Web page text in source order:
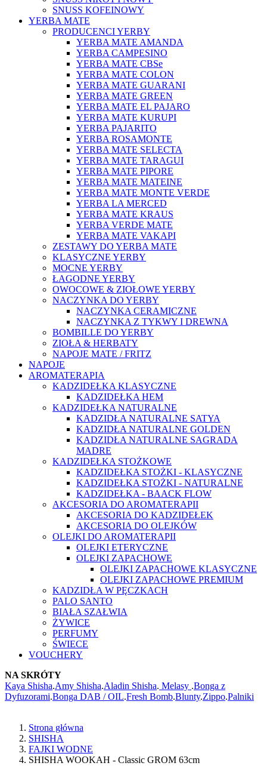
SNUSS KOFEINOWY
YERBA MATE
PRODUCENCI YERBY
YERBA MATE AMANDA
YERBA CAMPESINO
YERBA MATE CBSe
YERBA MATE COLON
YERBA MATE GUARANI
YERBA MATE GREEN
YERBA MATE EL PAJARO
YERBA MATE KURUPI
YERBA PAJARITO
YERBA ROSAMONTE
YERBA MATE SELECTA
YERBA MATE TARAGUI
YERBA MATE PIPORE
YERBA MATE MATEINE
YERBA MATE MONTE VERDE
YERBA LA MERCED
YERBA MATE KRAUS
YERBA VERDE MATE
YERBA MATE VAKAPI
ZESTAWY DO YERBA MATE
KLASYCZNE YERBY
MOCNE YERBY
ŁAGODNE YERBY
OWOCOWE & ZIOŁOWE YERBY
NACZYNKA DO YERBY
NACZYNKA CERAMICZNE
NACZYNKA Z TYKWY I DREWNA
BOMBILLE DO YERBY
ZIOŁA & HERBATY
NAPOJE MATE / FRITZ
NAPOJE
AROMATERAPIA
KADZIDEŁKA KLASYCZNE
KADZIDEŁKA HEM
KADZIDEŁKA NATURALNE
KADZIDŁA NATURALNE SATYA
KADZIDŁA NATURALNE GOLDEN
KADZIDŁA NATURALNE SAGRADA
MADRE
KADZIDEŁKA STOŻKOWE
KADZIDEŁKA STOŻKI - KLASYCZNE
KADZIDEŁKA STOŻKI - NATURALNE
KADZIDEŁKA - BAACK FLOW
AKCESORIA DO AROMATERAPII
AKCESORIA DO KADZIDEŁEK
AKCESORIA DO OLEJKÓW
OLEJKI DO AROMATERAPII
OLEJKI ETERYCZNE
OLEJKI ZAPACHOWE
OLEJKI ZAPACHOWE KLASYCZNE
OLEJKI ZAPACHOWE PREMIUM
KADZIDŁA W PĘCZKACH
PALO SANTO
BIAŁA SZAŁWIA
ŻYWICE
PERFUMY
ŚWIECE
VOUCHERY
NA SKRÓTY
Kaya Shisha.Amy Shisha.Aladin Shisha. Melasy .Bonga z
Dyfuzorami.Bonga DAB / OIL.Fresh Bomb.Blunty.Zippo.Palniki
Strona główna
SHISHA
FAJKI WODNE
SHISHA WOOKAH - Classic GROM 63cm